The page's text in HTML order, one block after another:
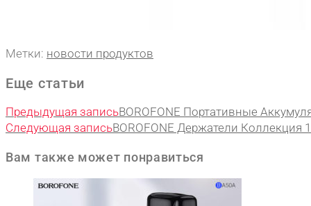
Метки: новости продуктов
Еще статьи
Предыдущая записьBOROFONE Портативные
Следующая записьBOROFONE Держатели Коллекция
Вам также может понравиться